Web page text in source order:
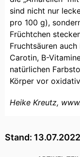
sind nicht nur
pro 100 g),
Früchtchen
Fruchtsäuren
Carotin, B-
natürlichen
Körper vor
Heike Kreutz,
Stand: 13.07.2022